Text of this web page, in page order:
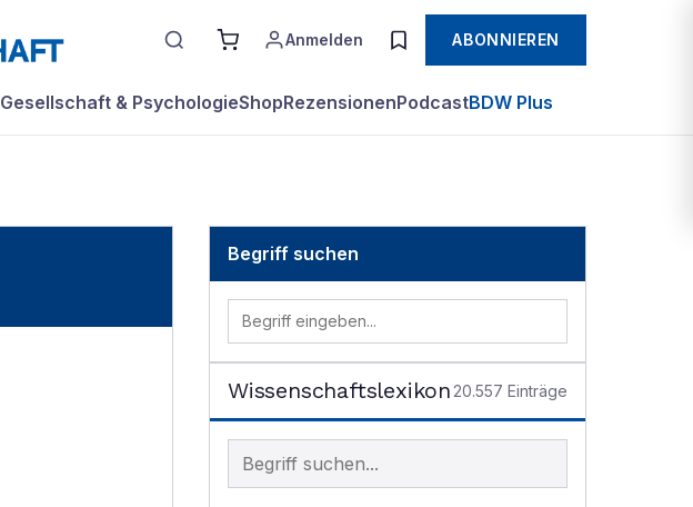
Anmelden ABONNIEREN
Gesellschaft & PsychologieShopRezensionenPodcastBDW Plus
Begriff suchen
Wissenschaftslexikon 20.557 Einträge
Begriff im Lexikon suchen